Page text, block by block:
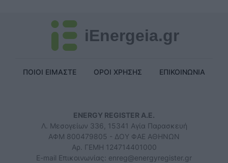
iEnergeia.gr
ΠΟΙΟΙ ΕΙΜΑΣΤΕ ΟΡΟΙ ΧΡΗΣΗΣ ΕΠΙΚΟΙΝΩΝΙΑ
ENERGY REGISTER Α.Ε.
Λ. Μεσογείων 336, 15341 Αγία Παρασκευή
ΑΦΜ 800479805 - ΔΟΥ ΦΑΕ ΑΘΗΝΩΝ
Αρ. ΓΕΜΗ 124714401000
E-mail Επικοινωνίας: enreg@energyregister.gr